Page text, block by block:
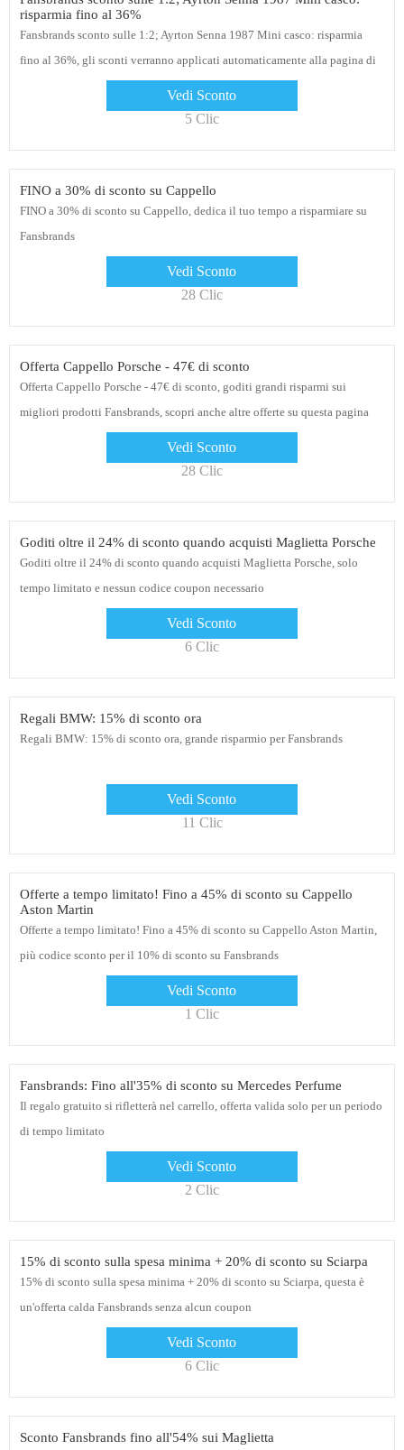
risparmia fino al 36%
Fansbrands sconto sulle 1:2; Ayrton Senna 1987 Mini casco: risparmia
fino al 36%, gli sconti verranno applicati automaticamente alla pagina di
Vedi Sconto
5 Clic
FINO a 30% di sconto su Cappello
FINO a 30% di sconto su Cappello, dedica il tuo tempo a risparmiare su
Fansbrands
Vedi Sconto
28 Clic
Offerta Cappello Porsche - 47€ di sconto
Offerta Cappello Porsche - 47€ di sconto, goditi grandi risparmi sui
migliori prodotti Fansbrands, scopri anche altre offerte su questa pagina
Vedi Sconto
28 Clic
Goditi oltre il 24% di sconto quando acquisti Maglietta Porsche
Goditi oltre il 24% di sconto quando acquisti Maglietta Porsche, solo
tempo limitato e nessun codice coupon necessario
Vedi Sconto
6 Clic
Regali BMW: 15% di sconto ora
Regali BMW: 15% di sconto ora, grande risparmio per Fansbrands
Vedi Sconto
11 Clic
Offerte a tempo limitato! Fino a 45% di sconto su Cappello
Aston Martin
Offerte a tempo limitato! Fino a 45% di sconto su Cappello Aston Martin,
più codice sconto per il 10% di sconto su Fansbrands
Vedi Sconto
1 Clic
Fansbrands: Fino all'35% di sconto su Mercedes Perfume
Il regalo gratuito si rifletterà nel carrello, offerta valida solo per un periodo
di tempo limitato
Vedi Sconto
2 Clic
15% di sconto sulla spesa minima + 20% di sconto su Sciarpa
15% di sconto sulla spesa minima + 20% di sconto su Sciarpa, questa è
un'offerta calda Fansbrands senza alcun coupon
Vedi Sconto
6 Clic
Sconto Fansbrands fino all'54% sui Maglietta